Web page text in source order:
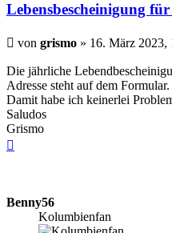
Lebensbescheinigung
Beitrag
von grismo » 16. März 2023,
Die jährliche
Adresse steht auf dem Formular.
Damit habe ich keinerlei
Saludos
Grismo
Benny56
Kolumbienfan